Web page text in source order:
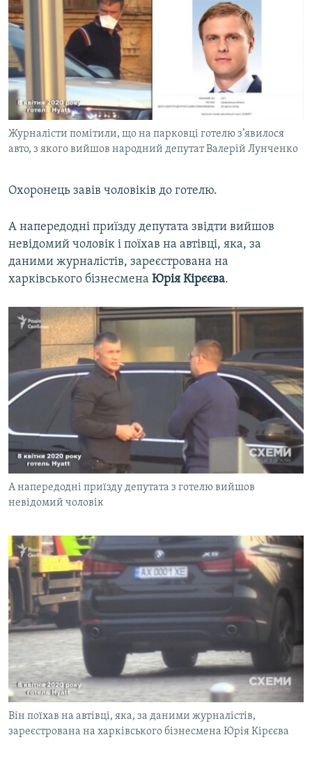
Журналісти помітили, що на парковці готелю з’явилося
авто, з якого вийшов народний депутат Валерій Лунченко
Охоронець завів чоловіків до готелю.
А напередодні приїзду депутата звідти вийшов
невідомий чоловік і поїхав на автівці, яка, за
даними журналістів, зареєстрована на
харківського бізнесмена Юрія Кірєєва.
А напередодні приїзду депутата з готелю вийшов
невідомий чоловік
Він поїхав на автівці, яка, за даними журналістів,
зареєстрована на харківського бізнесмена Юрія Кірєєва